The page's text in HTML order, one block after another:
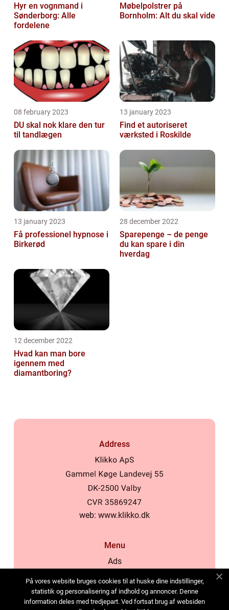
Hyr en vognmand i
Sønderborg: Alle
fordelene
Møbelpolstrer på
Bornholm: Alt du skal vide
08 february 2023
DU skal nok klare den tur
til tandlægen
13 january 2023
Find et autoriseret
værksted i Roskilde
13 january 2023
Få professionel hypnose i
Birkerød
28 december 2022
Sparepenge – de penge
du kan spare i din
hverdag
12 december 2022
Hvad kan man bore
igennem med
diamantboring?
Address
web: www.klikko.dk
Menu
Ads
Cookies
Contact
På vores website bruges cookies til at huske dine indstillinger,
statistik og personalisering af indhold og annoncer. Denne
information deles med tredjepart. Ved fortsat brug af websiden